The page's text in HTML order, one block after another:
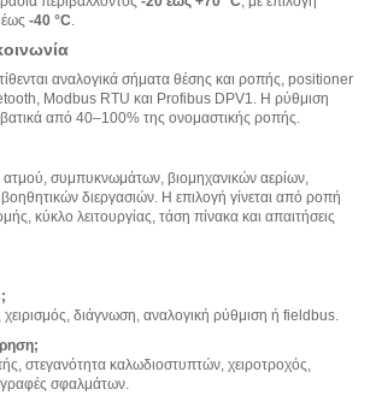
-40 °C
αναλογικά σήματα θέσης και ροπής, positioner
Modbus RTU και Profibus DPV1. Η ρύθμιση
από 40–100% της ονομαστικής ροπής.
συμπυκνωμάτων, βιομηχανικών αερίων,
διεργασιών. Η επιλογή γίνεται από ροπή
κύκλο λειτουργίας, τάση πίνακα και απαιτήσεις
χειρισμός, διάγνωση, αναλογική ρύθμιση ή fieldbus.
στεγανότητα καλωδιοστυπτών, χειροτροχός,
σφαλμάτων.